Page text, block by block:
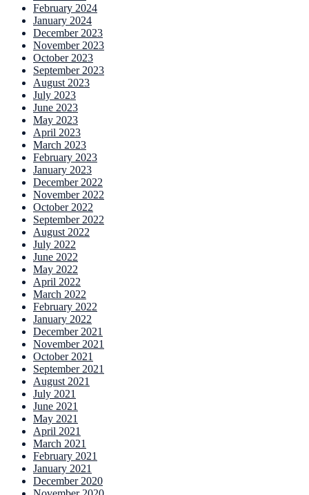
February 2024
January 2024
December 2023
November 2023
October 2023
September 2023
August 2023
July 2023
June 2023
May 2023
April 2023
March 2023
February 2023
January 2023
December 2022
November 2022
October 2022
September 2022
August 2022
July 2022
June 2022
May 2022
April 2022
March 2022
February 2022
January 2022
December 2021
November 2021
October 2021
September 2021
August 2021
July 2021
June 2021
May 2021
April 2021
March 2021
February 2021
January 2021
December 2020